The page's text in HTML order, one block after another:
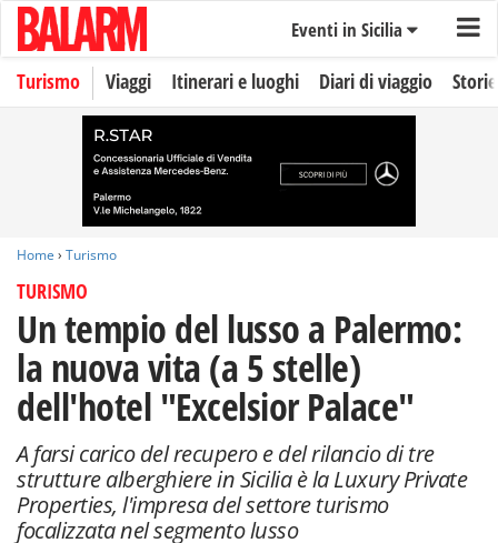
Eventi in Sicilia
Turismo Viaggi Itinerari e luoghi Diari di viaggio Storie
Home › Turismo
TURISMO
Un tempio del lusso a Palermo:
la nuova vita (a 5 stelle)
dell'hotel "Excelsior Palace"
A farsi carico del recupero e del rilancio di tre
strutture alberghiere in Sicilia è la Luxury Private
Properties, l'impresa del settore turismo
focalizzata nel segmento lusso